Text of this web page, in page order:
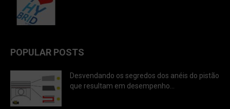
POPULAR POSTS
Desvendando os segredos dos anéis do pistão
que resultam em desempenho...